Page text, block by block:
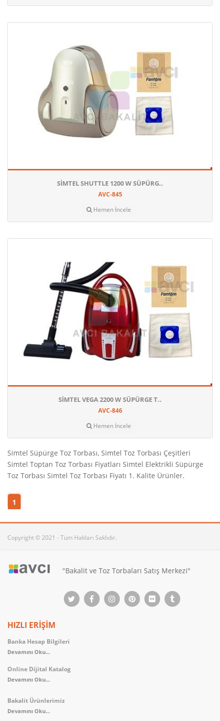
SIMTEL SHUTTLE 1200 W SÜPÜRG..
AVC-845
Hemen İncele
SIMTEL VEGA 2200 W SÜPÜRGE T..
AVC-846
Hemen İncele
Simtel Süpürge Toz Torbası, Simtel Toz Torbası Çeşitleri
Simtel Toptan Toz Torbası Fiyatları Simtel Elektrikli Süpürge
Toz Torbası Simtel Toz Torbası Fiyatı 1. Kalite Ürünler.
1
Copyright © 2021 - Tüm Hakları Saklıdır.
"Bakalit ve Toz Torbaları Satış Merkezi"
HIZLI ERİŞİM
Banka Hesap Bilgileri
Devamını Oku...
Online Dijital Katalog
Devamını Oku...
Bakalit Ürünlerimiz
Devamını Oku...